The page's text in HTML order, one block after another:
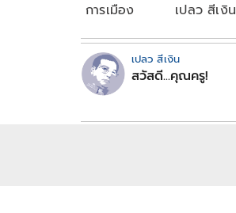
การเมือง เปลว สีเงิน
เปลว สีเงิน
สวัสดี...คุณครู!